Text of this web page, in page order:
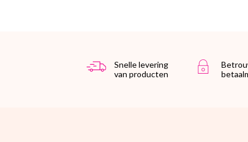
Snelle levering
van producten